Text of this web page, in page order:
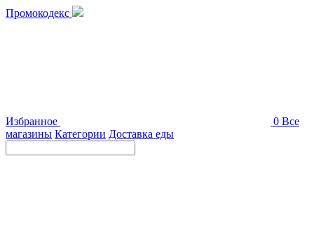
Промокодекс
Избранное 0 Все
магазины Категории Доставка еды